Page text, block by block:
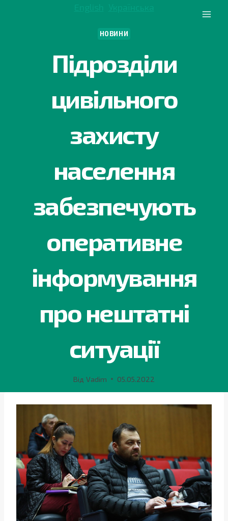
НОВИНИ
Підрозділи
цивільного
захисту
населення
забезпечують
оперативне
інформування
про нештатні
ситуації
Від Vadim 05.05.2022